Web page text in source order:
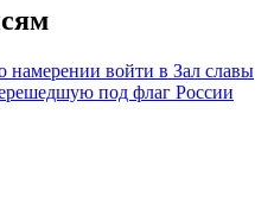
намерении войти в Зал славы
под флаг России